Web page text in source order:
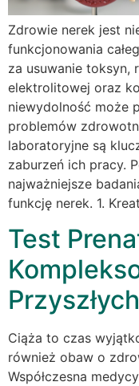
Zdrowie nerek jest
funkcjonowania
za usuwanie toksyn,
elektrolitowej oraz
niewydolność może
problemów
laboratoryjne są
zaburzeń ich pracy.
najważniejsze
funkcję nerek. 1.
Test
Ciąża to czas
również obaw o
Współczesna